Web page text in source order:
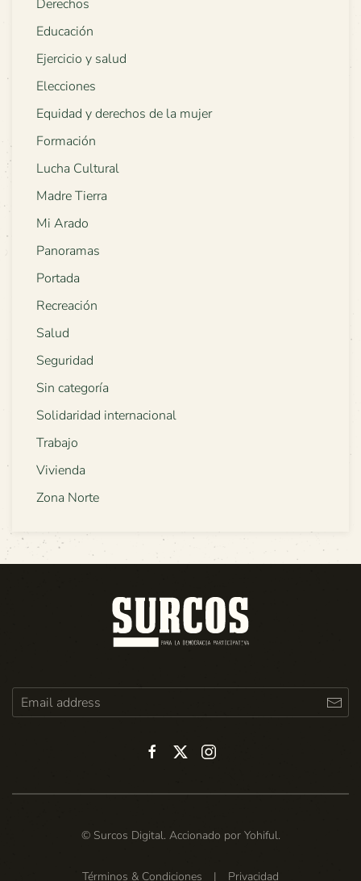
Derechos
Educación
Ejercicio y salud
Elecciones
Equidad y derechos de la mujer
Formación
Lucha Cultural
Madre Tierra
Mi Arado
Panoramas
Portada
Recreación
Salud
Seguridad
Sin categoría
Solidaridad internacional
Trabajo
Vivienda
Zona Norte
© Surcos Digital. Accionado por Yohiful.
Términos & Condiciones | Privacidad